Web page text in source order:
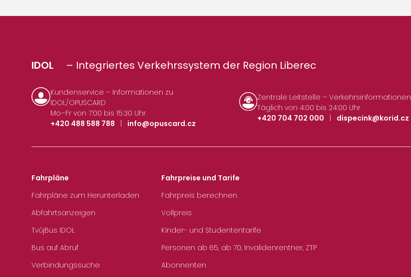
IDOL – Integriertes Verkehrssystem der Region Liberec
Kundenservice – Informationen zu
IDOL/OPUSCARD
Mo–Fr von 7:00 bis 15:30 Uhr
+420 488 588 788
| info@opuscard.cz
Zentrale Leitstelle – Verkehrsinformationen
Täglich von 4:00 bis 24:00 Uhr
+420 704 702 000
dispecink@korid.cz
Fahrpläne
Fahrpläne zum Herunterladen
Abfahrtsanzeigen
TvůjBus IDOL
Bus auf Abruf
Verbindungssuche
Fahrpreise und Tarife
Fahrpreis berechnen
Vollpreis
Kinder- und Studententarife
Personen ab 65, ab 70, Invalidenrentner, ZTP
Abonnenten